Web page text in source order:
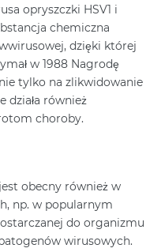
opryszczki HSV1 i
chemiczna
dzięki której
w 1988 Nagrodę
tylko na zlikwidowanie
działa również
choroby.
obecny również w
np. w popularnym
do organizmu
wirusowych.